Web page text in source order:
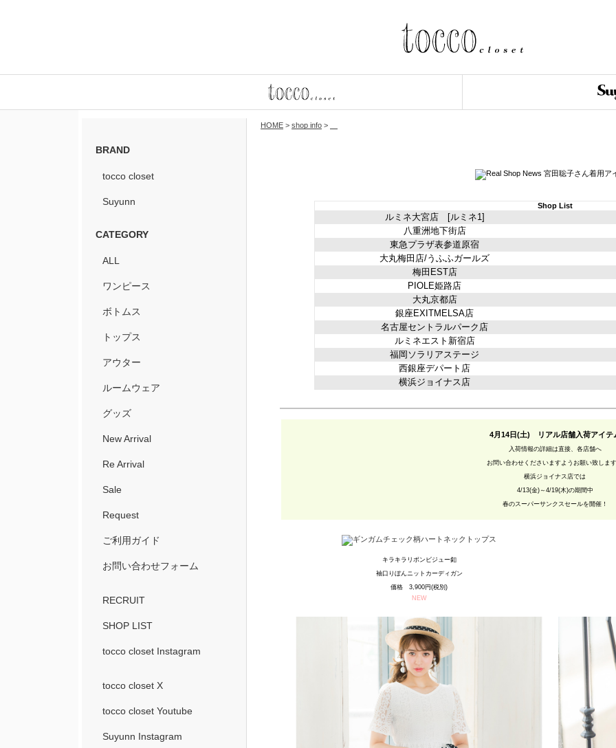
BRAND
tocco closet
Suyunn
CATEGORY
ALL
ワンピース
ボトムス
トップス
アウター
ルームウェア
グッズ
New Arrival
Re Arrival
Sale
Request
ご利用ガイド
お問い合わせフォーム
RECRUIT
SHOP LIST
tocco closet Instagram
tocco closet X
tocco closet Youtube
Suyunn Instagram
HOME > shop info >
Shop List
ルミネ大宮店 [ルミネ1]
八重洲地下街店
東急プラザ表参道原宿
大丸梅田店/うふふガールズ
梅田EST店
PIOLE姫路店
大丸京都店
銀座EXITMELSA店
名古屋セントラルパーク店
ルミネエスト新宿店
福岡ソラリアステージ
西銀座デパート店
横浜ジョイナス店
4月14日(土) リアル店舗入荷アイテ
入荷情報の詳細は直接、各店舗へ
お問い合わせくださいますようお願い致しま
横浜ジョイナス店では
4/13(金)～4/19(木)の期間中
春のスーパーサンクスセールを開催！
キラキラリボンビジュー釦
袖口りぼんニットカーディガン
価格 3,900円(税別)
NEW